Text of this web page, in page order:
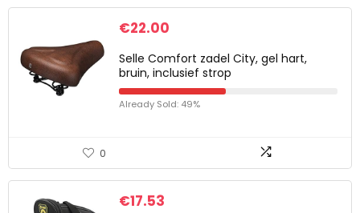
€22.00
Selle Comfort zadel City, gel hart,
bruin, inclusief strop
Already Sold: 49%
0
€17.53